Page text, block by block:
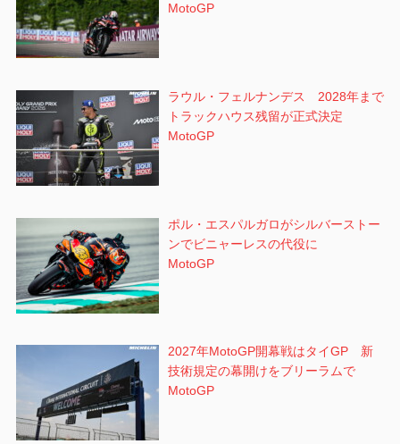
MotoGP
ラウル・フェルナンデス 2028年まで
トラックハウス残留が正式決定
MotoGP
ポル・エスパルガロがシルバーストー
ンでビニャーレスの代役に
MotoGP
2027年MotoGP開幕戦はタイGP 新
技術規定の幕開けをブリーラムで
MotoGP